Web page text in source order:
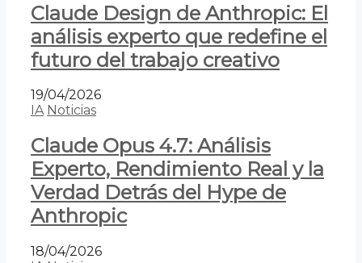
Claude Design de Anthropic: El
análisis experto que redefine el
futuro del trabajo creativo
19/04/2026
IA Noticias
Claude Opus 4.7: Análisis
Experto, Rendimiento Real y la
Verdad Detrás del Hype de
Anthropic
18/04/2026